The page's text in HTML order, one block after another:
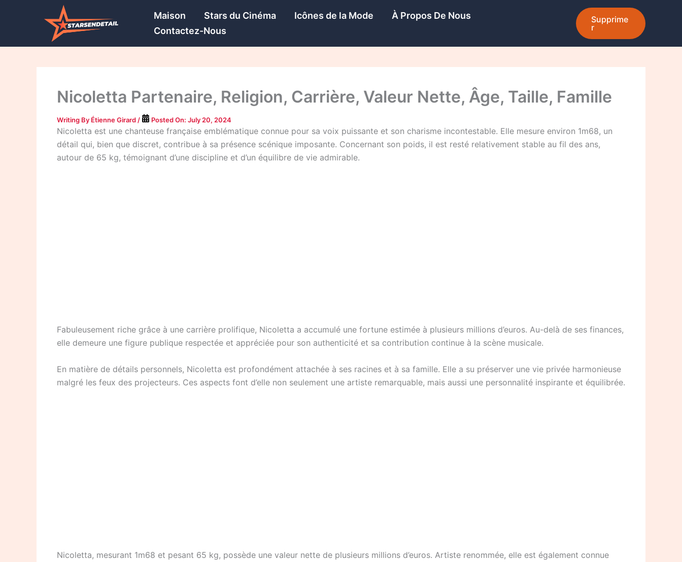
Maison Stars du Cinéma Icônes de la Mode
À Propos De Nous
Contactez-Nous
Supprime
r
Nicoletta Partenaire, Religion, Carrière, Valeur Nette, Âge, Taille, Famille
Writing By Étienne Girard / Posted On: July 20, 2024
Nicoletta est une chanteuse française emblématique connue pour sa voix puissante et son charisme incontestable. Elle mesure environ 1m68, un
détail qui, bien que discret, contribue à sa présence scénique imposante. Concernant son poids, il est resté relativement stable au fil des ans,
autour de 65 kg, témoignant d’une discipline et d’un équilibre de vie admirable.
Fabuleusement riche grâce à une carrière prolifique, Nicoletta a accumulé une fortune estimée à plusieurs millions d’euros. Au-delà de ses finances,
elle demeure une figure publique respectée et appréciée pour son authenticité et sa contribution continue à la scène musicale.
En matière de détails personnels, Nicoletta est profondément attachée à ses racines et à sa famille. Elle a su préserver une vie privée harmonieuse
malgré les feux des projecteurs. Ces aspects font d’elle non seulement une artiste remarquable, mais aussi une personnalité inspirante et équilibrée.
Nicoletta, mesurant 1m68 et pesant 65 kg, possède une valeur nette de plusieurs millions d’euros. Artiste renommée, elle est également connue